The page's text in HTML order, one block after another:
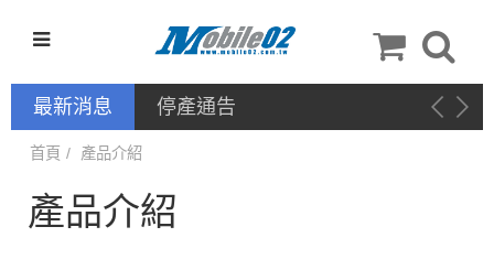
最新消息
新品上架－手機配件：
NILLKIN
首頁 產品介紹
產品介紹